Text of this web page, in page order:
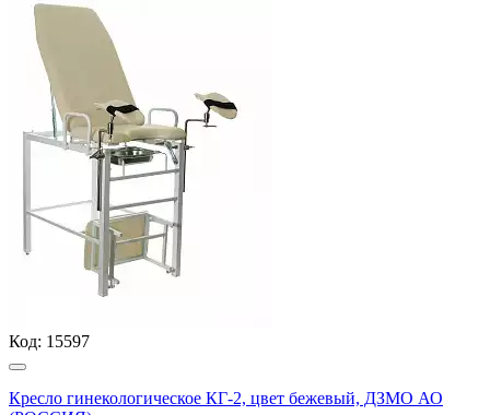
Код: 15597
Кресло гинекологическое КГ-2, цвет бежевый, ДЗМО АО